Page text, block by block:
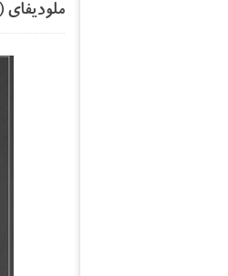
ملودیفای (Melodify) رسانه پخش و دانلود آهنگ‌های جدید